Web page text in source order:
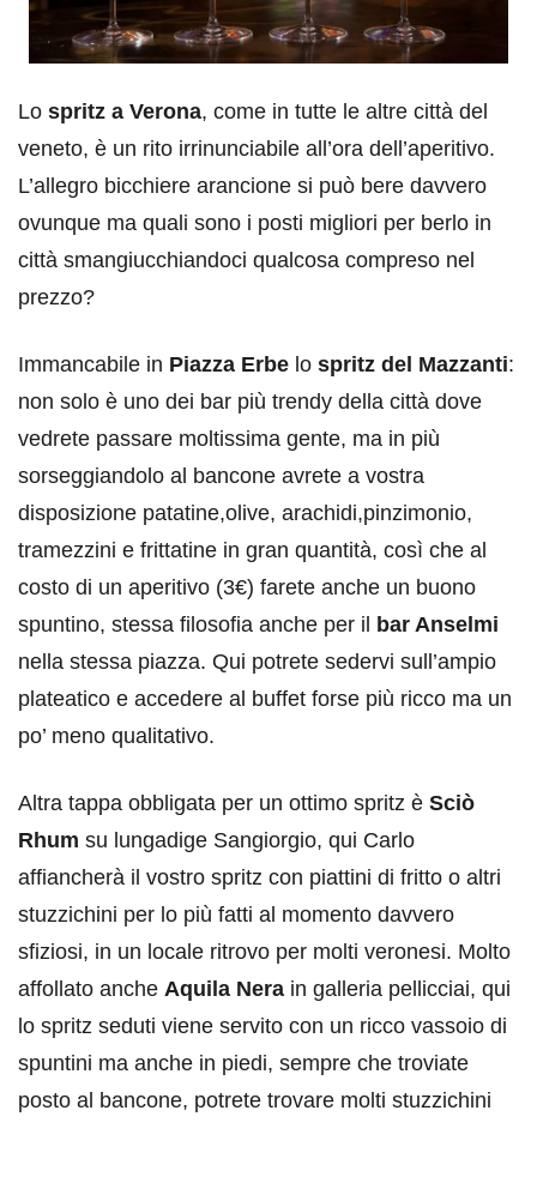
Lo spritz a Verona, come in tutte le altre città del
veneto, è un rito irrinunciabile all’ora dell’aperitivo.
L’allegro bicchiere arancione si può bere davvero
ovunque ma quali sono i posti migliori per berlo in
città smangiucchiandoci qualcosa compreso nel
prezzo?
Immancabile in Piazza Erbe lo spritz del Mazzanti:
non solo è uno dei bar più trendy della città dove
vedrete passare moltissima gente, ma in più
sorseggiandolo al bancone avrete a vostra
disposizione patatine,olive, arachidi,pinzimonio,
tramezzini e frittatine in gran quantità, così che al
costo di un aperitivo (3€) farete anche un buono
spuntino, stessa filosofia anche per il
bar Anselmi
nella stessa piazza. Qui potrete sedervi sull’ampio
plateatico e accedere al buffet forse più ricco ma un
po’ meno qualitativo.
Altra tappa obbligata per un ottimo spritz è Sciò
Rhum su lungadige Sangiorgio, qui Carlo
affiancherà il vostro spritz con piattini di fritto o altri
stuzzichini per lo più fatti al momento davvero
sfiziosi, in un locale ritrovo per molti veronesi. Molto
affollato anche Aquila Nera in galleria pellicciai, qui
lo spritz seduti viene servito con un ricco vassoio di
spuntini ma anche in piedi, sempre che troviate
posto al bancone, potrete trovare molti stuzzichini